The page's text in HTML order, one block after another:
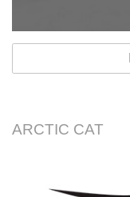
ARCTIC CAT